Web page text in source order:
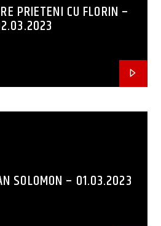
PRIETENI CU FLORIN –
SOLOMON – 01.03.2023